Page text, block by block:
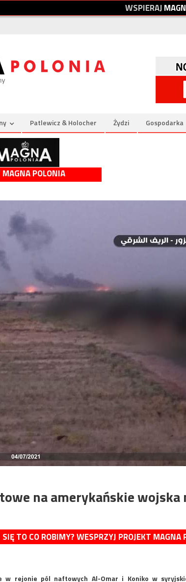
WSPIERAJMAGN
Patlewicz & Holocher Żydzi Gospodarka
MAGNA POLONIA
na amerykańskie wojska
SIĘ TO CO ROBIMY? WESPRZYJ PROJEKT MAGNA
w rejonie pól naftowych Al-Omar i Koniko w